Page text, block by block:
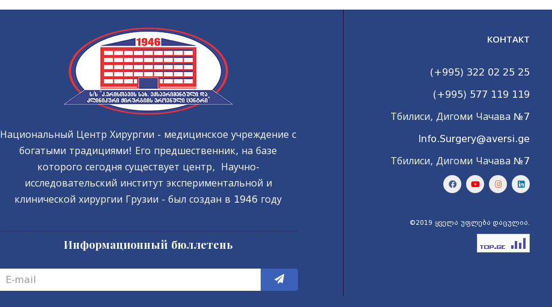
Национальный Центр Хирургии - медицинское учреждение с
богатыми традициями! Его предшественник, на базе
которого сегодня существует центр, Научно-
исследовательский институт экспериментальной и
клинической хирургии Грузии - был создан в 1946 году
Информационный бюллетень
КОНТАКТ
(+995) 322 02 25 25
(+995) 577 119 119
Тбилиси, Дигоми Чачава №7
Info.Surgery@aversi.ge
Тбилиси, Дигоми Чачава №7
©2019 ყველა უფლება დაცულია.